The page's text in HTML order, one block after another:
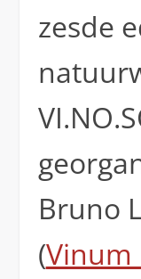
zesde
Bruno
(Vinum